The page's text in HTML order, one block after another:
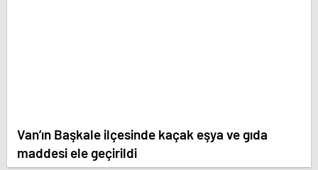
Van’ın Başkale ilçesinde kaçak eşya ve gıda
maddesi ele geçirildi